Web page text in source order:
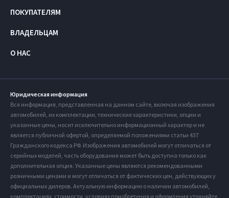
ПОКУПАТЕЛЯМ
ВЛАДЕЛЬЦАМ
О НАС
Юридическая информация
Вся информация, представленная на данном сайте, включая изображения
автомобилей, их комплектации, технические характеристики, опции и
указанные цены, носит исключительно информационный характер и не
является публичной офертой, определяемой положениями статьи 437
Гражданского кодекса РФ. Изображения автомобилей могут отличаться от
серийных моделей, часть оборудования может быть доступна только как
дополнительная опция. Указанные цены являются рекомендованными
розничными ценами и могут отличаться от фактических цен, действующих у
официальных дилеров. Актуальную информацию о наличии автомобилей,
комплектациях, стоимости, условиях приобретения и оформления уточняйте